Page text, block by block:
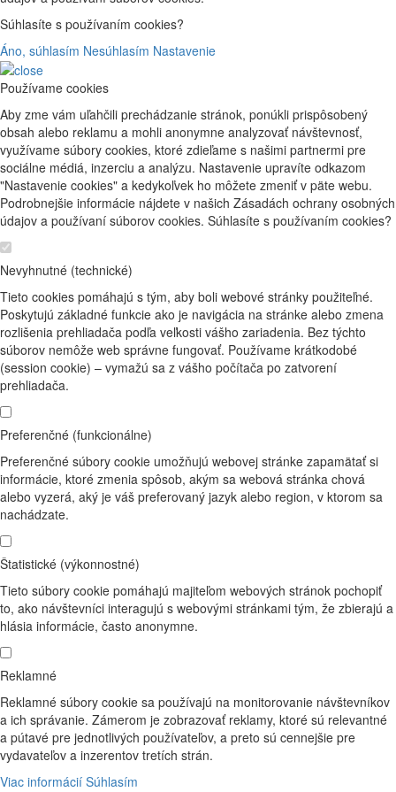
Súhlasíte s používaním cookies?
Áno, súhlasím Nesúhlasím Nastavenie
Používame cookies
Aby zme vám uľahčili prechádzanie stránok, ponúkli prispôsobený
obsah alebo reklamu a mohli anonymne analyzovať návštevnosť,
využívame súbory cookies, ktoré zdieľame s našimi partnermi pre
sociálne médiá, inzerciu a analýzu. Nastavenie upravíte odkazom
"Nastavenie cookies" a kedykoľvek ho môžete zmeniť v päte webu.
Podrobnejšie informácie nájdete v našich Zásadách ochrany osobných
údajov a používaní súborov cookies. Súhlasíte s používaním cookies?
Nevyhnutné (technické)
Tieto cookies pomáhajú s tým, aby boli webové stránky použiteľné.
Poskytujú základné funkcie ako je navigácia na stránke alebo zmena
rozlišenia prehliadača podľa veľkosti vášho zariadenia. Bez týchto
súborov nemôže web správne fungovať. Používame krátkodobé
(session cookie) – vymažú sa z vášho počítača po zatvorení
prehliadača.
Preferenčné (funkcionálne)
Preferenčné súbory cookie umožňujú webovej stránke zapamätať si
informácie, ktoré zmenia spôsob, akým sa webová stránka chová
alebo vyzerá, aký je váš preferovaný jazyk alebo region, v ktorom sa
nachádzate.
Štatistické (výkonnostné)
Tieto súbory cookie pomáhajú majiteľom webových stránok pochopiť
to, ako návštevníci interagujú s webovými stránkami tým, že zbierajú a
hlásia informácie, často anonymne.
Reklamné
Reklamné súbory cookie sa používajú na monitorovanie návštevníkov
a ich správanie. Zámerom je zobrazovať reklamy, ktoré sú relevantné
a pútavé pre jednotlivých používateľov, a preto sú cennejšie pre
vydavateľov a inzerentov tretích strán.
Viac informácií Súhlasím